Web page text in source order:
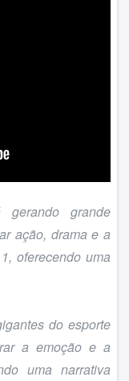
grande
ação, drama e a
oferecendo uma
do esporte
a emoção e a
uma narrativa